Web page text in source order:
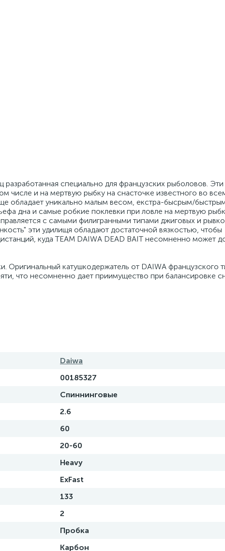
специально для французских рыболовов.
числе и на мертвую рыбку на снасточке известного во
обладает уникально малым весом, екстра-бысрым/
дна и самые робкие поклевки при ловле на мертвую
с самыми филигранными типами джиговых и
эти удилищя обладают достаточной вязкостью, чтобы
куда TEAM DAIWA DEAD BAIT несомненно может
Оригинальный катушкодержатель от DAIWA французского
что несомненно дает приимущество при балансировке
Daiwa
00185327
Спиннинговые
2.6
60
20-60
Heavy
ExFast
133
2
Пробка
Карбон